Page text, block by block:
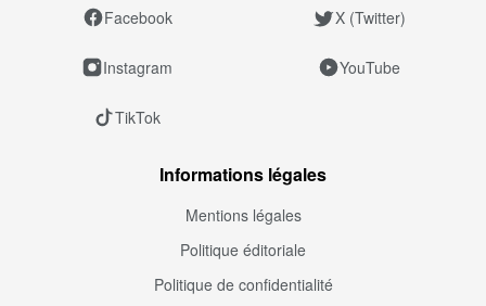
Facebook X (Twitter)
Instagram YouTube
TikTok
Informations légales
Mentions légales
Politique éditoriale
Politique de confidentialité